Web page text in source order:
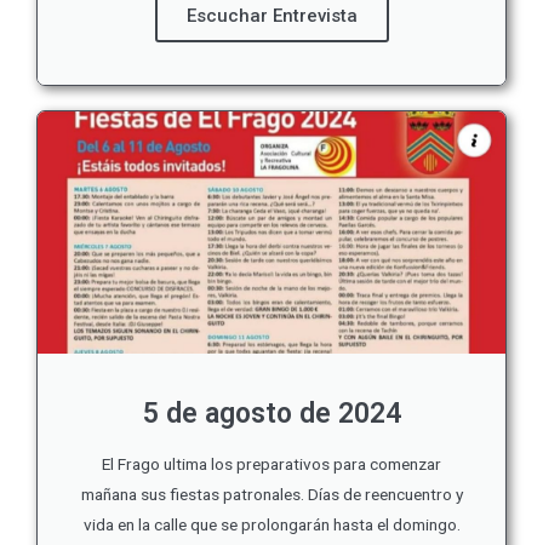
Escuchar Entrevista
5 de agosto de 2024
El Frago ultima los preparativos para comenzar
mañana sus fiestas patronales. Días de reencuentro y
vida en la calle que se prolongarán hasta el domingo.